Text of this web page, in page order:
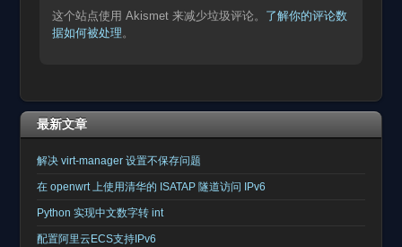
这个站点使用 Akismet 来减少垃圾评论。 了解你的评论数
据如何被处理 。
最新文章
解决 virt-manager 设置不保存问题
在 openwrt 上使用清华的 ISATAP 隧道访问 IPv6
Python 实现中文数字转 int
配置阿里云ECS支持IPv6